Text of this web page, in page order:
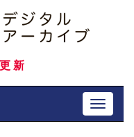
新
Toggle